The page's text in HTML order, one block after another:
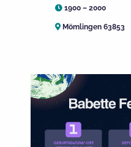
1900 – 2000
Mömlingen 63853